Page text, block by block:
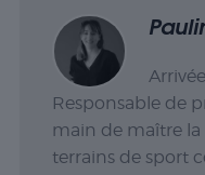
Responsable de
main de maître la
terrains de sport